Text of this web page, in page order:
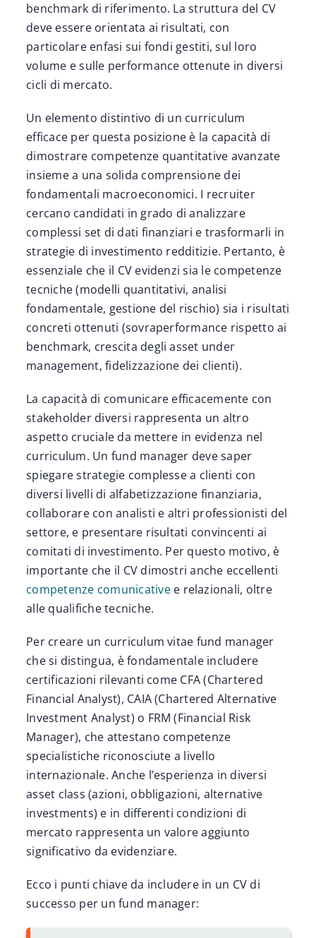
benchmark di riferimento. La struttura del CV
deve essere orientata ai risultati, con
particolare enfasi sui fondi gestiti, sul loro
volume e sulle performance ottenute in diversi
cicli di mercato.
Un elemento distintivo di un curriculum
efficace per questa posizione è la capacità di
dimostrare competenze quantitative avanzate
insieme a una solida comprensione dei
fondamentali macroeconomici. I recruiter
cercano candidati in grado di analizzare
complessi set di dati finanziari e trasformarli in
strategie di investimento redditizie. Pertanto, è
essenziale che il CV evidenzi sia le competenze
tecniche (modelli quantitativi, analisi
fondamentale, gestione del rischio) sia i risultati
concreti ottenuti (sovraperformance rispetto ai
benchmark, crescita degli asset under
management, fidelizzazione dei clienti).
La capacità di comunicare efficacemente con
stakeholder diversi rappresenta un altro
aspetto cruciale da mettere in evidenza nel
curriculum. Un fund manager deve saper
spiegare strategie complesse a clienti con
diversi livelli di alfabetizzazione finanziaria,
collaborare con analisti e altri professionisti del
settore, e presentare risultati convincenti ai
comitati di investimento. Per questo motivo, è
importante che il CV dimostri anche eccellenti
competenze comunicativee relazionali, oltre
alle qualifiche tecniche.
Per creare un curriculum vitae fund manager
che si distingua, è fondamentale includere
certificazioni rilevanti come CFA (Chartered
Financial Analyst), CAIA (Chartered Alternative
Investment Analyst) o FRM (Financial Risk
Manager), che attestano competenze
specialistiche riconosciute a livello
internazionale. Anche l’esperienza in diversi
asset class (azioni, obbligazioni, alternative
investments) e in differenti condizioni di
mercato rappresenta un valore aggiunto
significativo da evidenziare.
Ecco i punti chiave da includere in un CV di
successo per un fund manager: